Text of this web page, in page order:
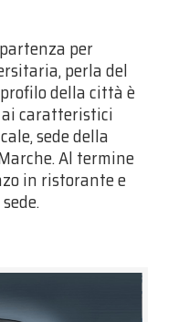
per
perla del
della città è
caratteristici
sede della
Al termine
in ristorante e